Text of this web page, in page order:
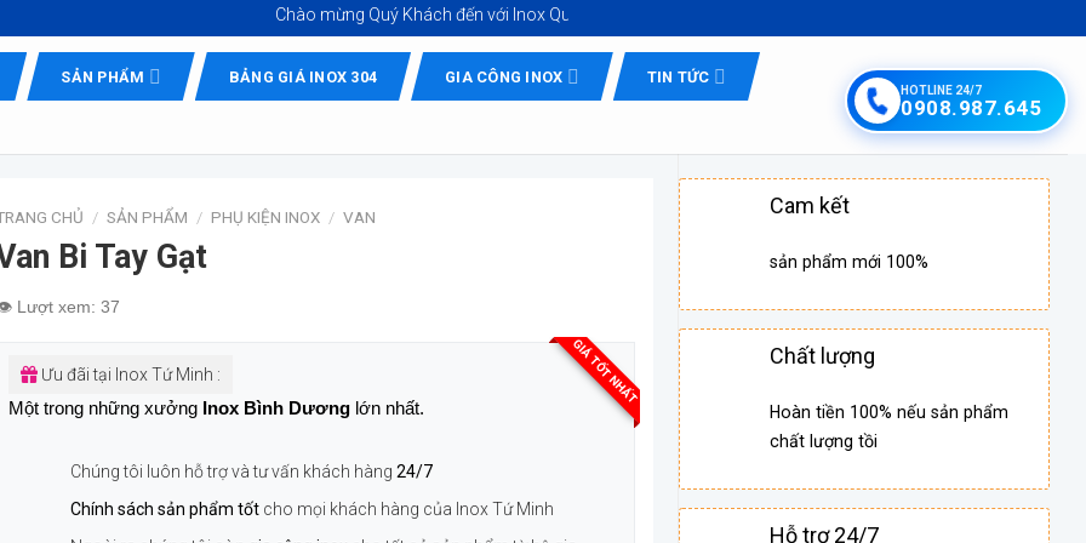
Chào mừng Quý Khách đến vớiInox Quốc Tế Tứ Minh - Inox Hồ Chí Minh giá tốt
SẢN PHẨM BẢNG GIÁ INOX 304 GIA CÔNG INOX TIN TỨC
HOTLINE 24/7
0908.987.645
Cam kết
sản phẩm mới 100%
Chất lượng
Hoàn tiền 100% nếu sản phẩm
chất lượng tồi
Hỗ trợ 24/7
CHỦ / SẢN PHẨM / PHỤ KIỆN INOX / VAN
Bi Tay Gạt
Lượt xem: 37
GIÁ TỐT NHẤT
Ưu đãi tại Inox Tứ Minh :
Một trong những xưởng Inox Bình Dươnglớn nhất.
Chúng tôi luôn hỗ trợ và tư vấn khách hàng 24/7
Chính sách sản phẩm tốtcho mọi khách hàng của Inox Tứ Minh